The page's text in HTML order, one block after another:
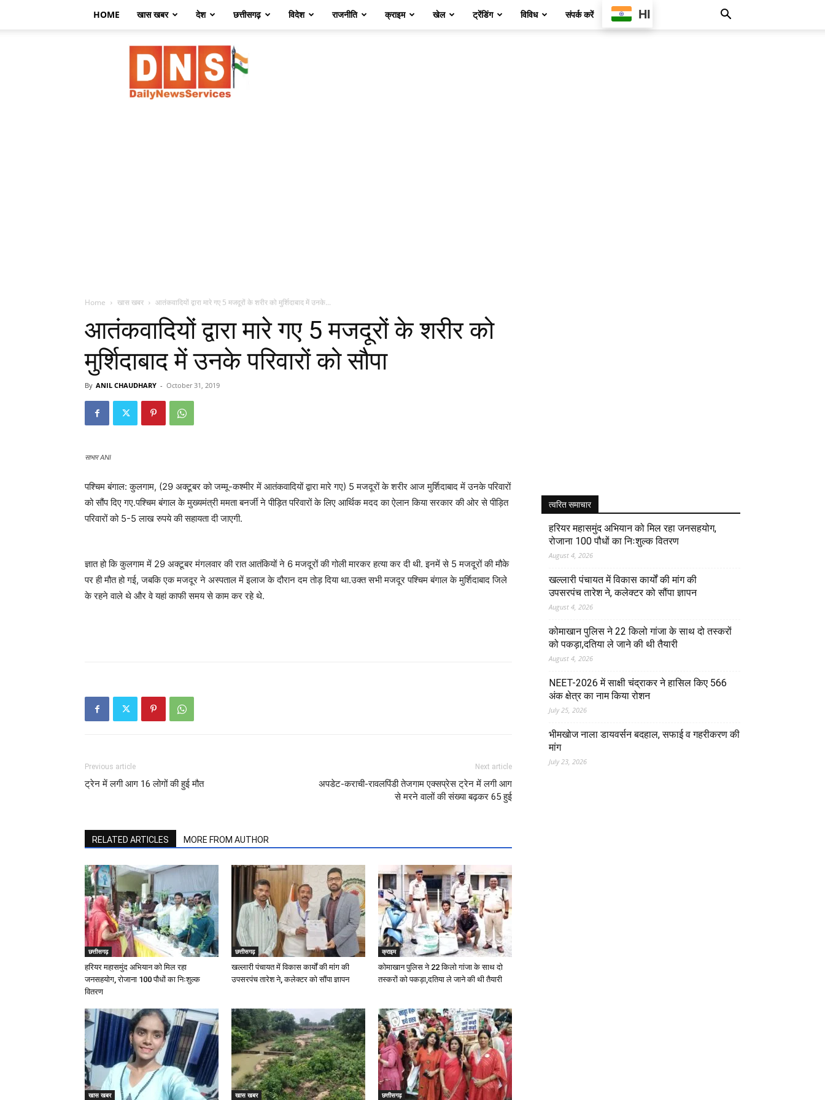
HOME खास खबर देश छत्तीसगढ़ विदेश राजनीति क्राइम खेल ट्रेंडिंग विविध संपर्क करें HI
Home खास खबर आतंकवादियों द्वारा मारे गए 5 मजदूरों के शरीर को मुर्शिदाबाद में उनके...
आतंकवादियों द्वारा मारे गए 5 मजदूरों के शरीर को
मुर्शिदाबाद में उनके परिवारों को सौपा
By ANIL CHAUDHARY - October 31, 2019
साभार ANI
पश्चिम बंगाल: कुलगाम, (29 अक्टूबर को जम्मू-कश्मीर में आतंकवादियों द्वारा मारे गए) 5 मजदूरों के शरीर आज मुर्शिदाबाद में उनके परिवारों
को सौंप दिए गए.पश्चिम बंगाल के मुख्यमंत्री ममता बनर्जी ने पीड़ित परिवारों के लिए आर्थिक मदद का ऐलान किया सरकार की ओर से पीड़ित
परिवारों को 5-5 लाख रुपये की सहायता दी जाएगी.
ज्ञात हो कि कुलगाम में 29 अक्टूबरमंगलवार की रात आतंकियों ने 6 मजदूरों की गोली मारकर हत्या कर दी थी. इनमें से 5 मजदूरों की मौके
पर ही मौत हो गई, जबकि एक मजदूर ने अस्पताल में इलाज के दौरान दम तोड़ दिया था.उक्त सभी मजदूर पश्चिम बंगाल के मुर्शिदाबाद जिले
के रहने वाले थे और वे यहां काफी समय से काम कर रहे थे.
Previous article
ट्रेन में लगी आग 16 लोगों की हुई मौत
Next article
अपडेट-कराची-रावलपिंडी तेजगाम एक्सप्रेस ट्रेन में लगी आग
से मरने वालों की संख्या बढ़कर 65 हुई
RELATED ARTICLES MORE FROM AUTHOR
छत्तीसगढ़
हरियर महासमुंद अभियान को मिल रहा
जनसहयोग, रोजाना 100 पौधों का निःशुल्क
वितरण
छत्तीसगढ़
खल्लारी पंचायत में विकास कार्यों की मांग की
उपसरपंच तारेश ने, कलेक्टर को सौंपा ज्ञापन
क्राइम
कोमाखान पुलिस ने 22 किलो गांजा के साथ दो
तस्करों को पकड़ा,दतिया ले जाने की थी तैयारी
खास खबर खास खबर छत्तीसगढ़
त्वरित समाचार
हरियर महासमुंद अभियान को मिल रहा जनसहयोग,
रोजाना 100 पौधों का निःशुल्क वितरण
August 4, 2026
खल्लारी पंचायत में विकास कार्यों की मांग की
उपसरपंच तारेश ने, कलेक्टर को सौंपा ज्ञापन
August 4, 2026
कोमाखान पुलिस ने 22 किलो गांजा के साथ दो तस्करों
को पकड़ा,दतिया ले जाने की थी तैयारी
August 4, 2026
NEET-2026 में साक्षी चंद्राकर ने हासिल किए 566
अंक क्षेत्र का नाम किया रोशन
July 25, 2026
भीमखोज नाला डायवर्सन बदहाल, सफाई व गहरीकरण की
मांग
July 23, 2026